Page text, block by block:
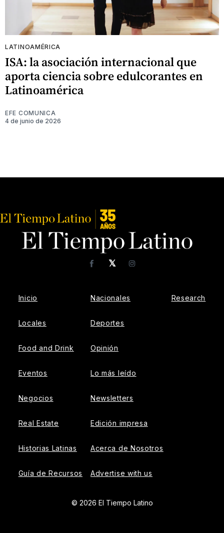
LATINOAMÉRICA
ISA: la asociación internacional que
aporta ciencia sobre edulcorantes en
Latinoamérica
EFE COMUNICA
4 de junio de 2026
𝕏
FacebookInstagram
Inicio
Locales
Food and Drink
Eventos
Negocios
Real Estate
Historias Latinas
Guía de Recursos
Nacionales
Deportes
Opinión
Lo más leído
Newsletters
Edición impresa
Acerca de Nosotros
Advertise with us
Research
© 2026 El Tiempo Latino